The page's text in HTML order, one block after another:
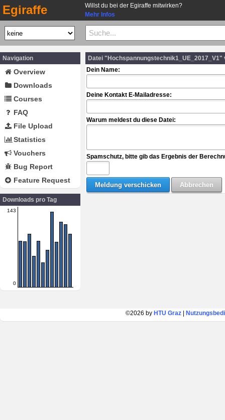
Egiraffe
Willst du bei der Egiraffe mitwirken?
Mehr Infos
Navigation
Overview
Downloads
Courses
FAQ
File Upload
Statistics
Vouchers
Bug Report
Feature Request
Downloads pro Tag
143
0
Datei
Dein Name:
Deine Kontakt E-Mailadresse:
Warum meldest du diese Datei:
Spamschutz, bitte gib das Ergebnis der
©2026 by HTU Graz|